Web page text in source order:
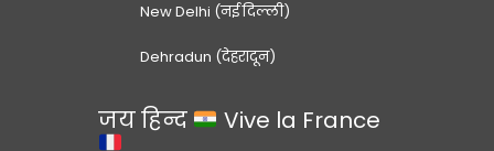
New Delhi (नई दिल्ली)
Dehradun (देहरादून)
जय हिन्द Vive la France